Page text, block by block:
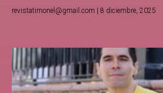
revistatimonel@gmail.com 8 diciembre, 2025